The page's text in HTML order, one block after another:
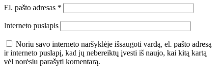
El. pašto adresas *
Interneto puslapis
Noriu savo interneto naršyklėje išsaugoti vardą, el. pašto adresą
ir interneto puslapį, kad jų nebereiktų įvesti iš naujo, kai kitą kartą
vėl norėsiu parašyti komentarą.